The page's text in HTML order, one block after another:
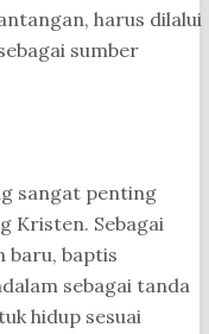
harus dilalui
sumber
sangat penting
Kristen. Sebagai
baru, baptis
sebagai tanda
hidup sesuai